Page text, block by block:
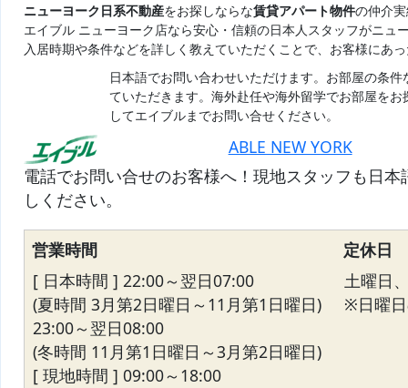
ニューヨーク日系不動産をお探しならな賃貸アパート物件の仲介
エイブル ニューヨーク店なら安心・信頼の日本人スタッフがニュ
入居時期や条件などを詳しく教えていただくことで、お客様にあ
日本語でお問い合わせいただけます。お部屋の条
ていただきます。海外赴任や海外留学でお部屋を
してエイブルまでお問い合せください。
ABLE NEW YORK
電話でお問い合せのお客様へ！現地スタッフも日
しください。
営業時間
定休日
[ 日本時間 ] 22:00～翌日07:00
(夏時間 3月第2日曜日～11月第1日曜日)
23:00～翌日08:00
(冬時間 11月第1日曜日～3月第2日曜日)
[ 現地時間 ] 09:00～18:00
土曜日
※日曜